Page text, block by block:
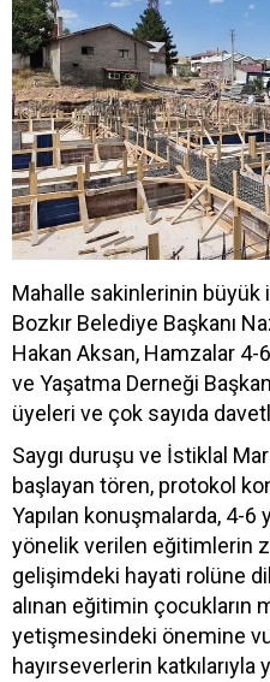
Mahalle sakinlerinin
Bozkır Belediye Başkanı
Hakan Aksan, Hamzalar 4-
ve Yaşatma Derneği
üyeleri ve çok sayıda
Saygı duruşu ve İstiklal
başlayan tören, protokol
Yapılan konuşmalarda, 4-
yönelik verilen eğitimlerin
gelişimdeki hayati rolüne
alınan eğitimin çocukların
yetişmesindeki önemine
hayırseverlerin